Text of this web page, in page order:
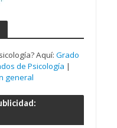
Aquí: Grado
de Psicología |
general